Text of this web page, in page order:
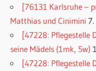
[76131 Karlsruhe –
Matthias und Cinimini
[47228: Pflegestelle
seine Mädels (1mk, 5w)
[47228: Pflegestelle